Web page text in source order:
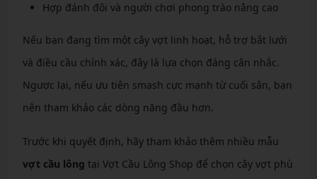
Hợp đánh đôi và người chơi phong trào nâng cao
Nếu bạn đang tìm một cây vợt linh hoạt, hỗ trợ bắt lưới
và điều cầu chính xác, đây là lựa chọn đáng cân nhắc.
Ngược lại, nếu ưu tiên smash cực mạnh từ cuối sân, bạn
nên tham khảo các dòng nặng đầu hơn.
Trước khi quyết định, hãy tham khảo thêm nhiều mẫu
vợt cầu lông tại Vợt Cầu Lông Shop để chọn cây vợt phù